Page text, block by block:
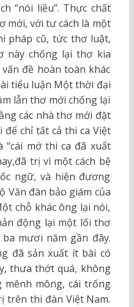
“nói liều”. Thực chất
mới, với tư cách là một
pháp cũ, tức thơ luật,
này chống lại thơ kia
đề hoàn toàn khác
tiểu luận Một thời đại
lẫn thơ mới chống lại
các nhà thơ mới đặt
để chỉ tất cả thi ca Việt
“cái mớ thi ca đã xuất
trị vì một cách bệ
ngữ, và hiện đương
Văn đàn bảo giám của
chỗ khác ông lại nói,
động lại một lối thơ
mươi năm gần đây.
đã sản xuất ít bài có
thưa thớt quá, không
mênh mông, cái trống
thi đàn Việt Nam.